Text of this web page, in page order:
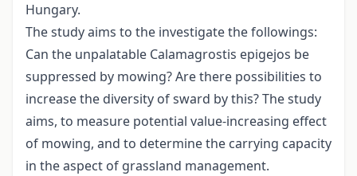
Hungary.
The study aims to the investigate the followings:
Can the unpalatable Calamagrostis epigejos be
suppressed by mowing? Are there possibilities to
increase the diversity of sward by this? The study
aims, to measure potential value-increasing effect
of mowing, and to determine the carrying capacity
in the aspect of grassland management.